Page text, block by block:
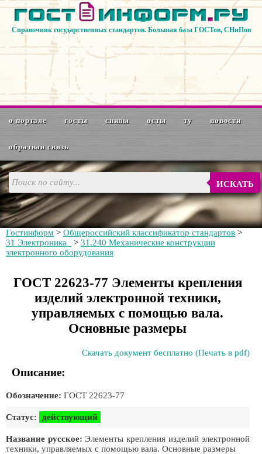
Справочник государственных стандартов. Большая база ГОСТов, СНиПов
о портале госты снипы осты ту новости
обратная связь
ИСКАТЬ
Гостинформ > Общероссийский классификатор стандартов >
31 Электроника
> 31.240 Механические конструкции
электронного оборудования
ГОСТ 22623-77 Элементы крепления
изделий электронной техники,
управляемых с помощью вала.
Основные размеры
Скачать документ бесплатно (Печать в pdf)
Описание:
Обозначение: ГОСТ 22623-77
Статус: действующий
Название русское: Элементы крепления изделий электронной
техники, управляемых с помощью вала. Основные размеры